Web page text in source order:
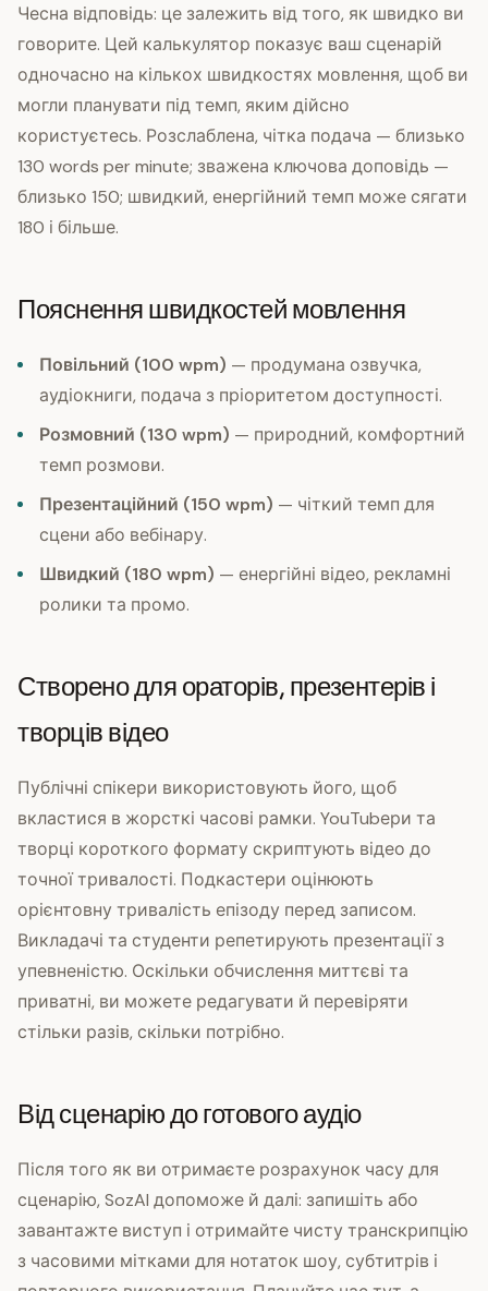
Чесна відповідь: це залежить від того, як швидко ви
говорите. Цей калькулятор показує ваш сценарій
одночасно на кількох швидкостях мовлення, щоб ви
могли планувати під темп, яким дійсно
користуєтесь. Розслаблена, чітка подача — близько
130 words per minute; зважена ключова доповідь —
близько 150; швидкий, енергійний темп може сягати
180 і більше.
Пояснення швидкостей мовлення
Повільний (100 wpm) — продумана озвучка,
аудіокниги, подача з пріоритетом доступності.
Розмовний (130 wpm) — природний, комфортний
темп розмови.
Презентаційний (150 wpm) — чіткий темп для
сцени або вебінару.
Швидкий (180 wpm) — енергійні відео, рекламні
ролики та промо.
Створено для ораторів, презентерів і
творців відео
Публічні спікери використовують його, щоб
вкластися в жорсткі часові рамки. YouTubери та
творці короткого формату скриптують відео до
точної тривалості. Подкастери оцінюють
орієнтовну тривалість епізоду перед записом.
Викладачі та студенти репетирують презентації з
упевненістю. Оскільки обчислення миттєві та
приватні, ви можете редагувати й перевіряти
стільки разів, скільки потрібно.
Від сценарію до готового аудіо
Після того як ви отримаєте розрахунок часу для
сценарію, SozAI допоможе й далі: запишіть або
завантажте виступ і отримайте чисту транскрипцію
з часовими мітками для нотаток шоу, субтитрів і